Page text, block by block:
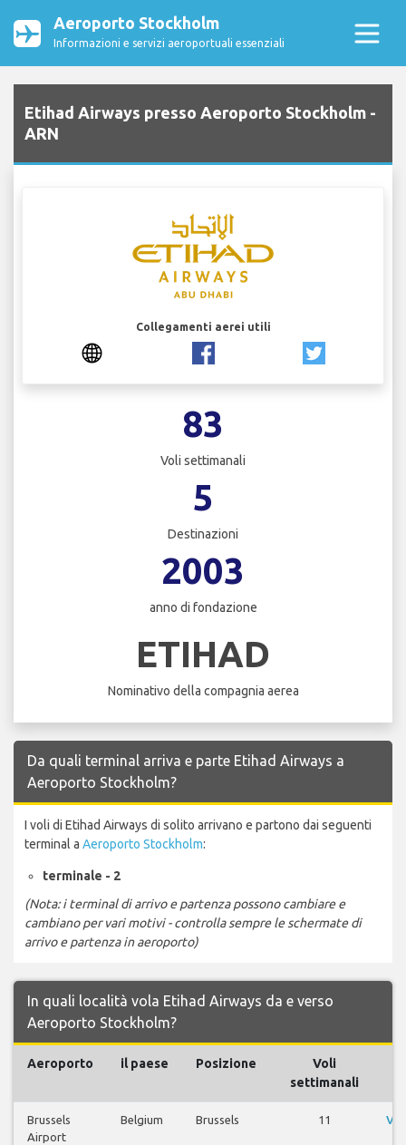
Aeroporto Stockholm
Informazioni e servizi aeroportuali essenziali
Etihad Airways presso Aeroporto Stockholm -
ARN
Collegamenti aerei utili
83
Voli settimanali
5
Destinazioni
2003
anno di fondazione
ETIHAD
Nominativo della compagnia aerea
Da quali terminal arriva e parte Etihad Airways a
Aeroporto Stockholm?
I voli di Etihad Airways di solito arrivano e partono dai seguenti
terminal a Aeroporto Stockholm:
terminale - 2
(Nota: i terminal di arrivo e partenza possono cambiare e
cambiano per vari motivi - controlla sempre le schermate di
arrivo e partenza in aeroporto)
In quali località vola Etihad Airways da e verso
Aeroporto Stockholm?
Aeroporto il paese Posizione
Voli
settimanali
Brussels
Airport
Belgium Brussels 11